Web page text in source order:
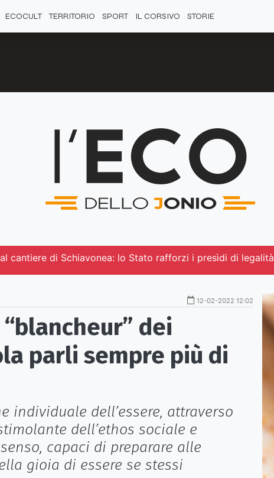
ECOCULT TERRITORIO SPORT IL CORSIVO STORIE
cantiere di Schiavonea: lo Stato rafforzi i presìdi di legalità
12-02-2022 12:02
dei
parli sempre più di
individuale dell’essere, attraverso
dell’ethos sociale e
capaci di preparare alle
gioia di essere se stessi